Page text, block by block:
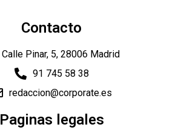
Contacto
Calle Pinar, 5, 28006 Madrid
91 745 58 38
redaccion@corporate.es
Paginas legales